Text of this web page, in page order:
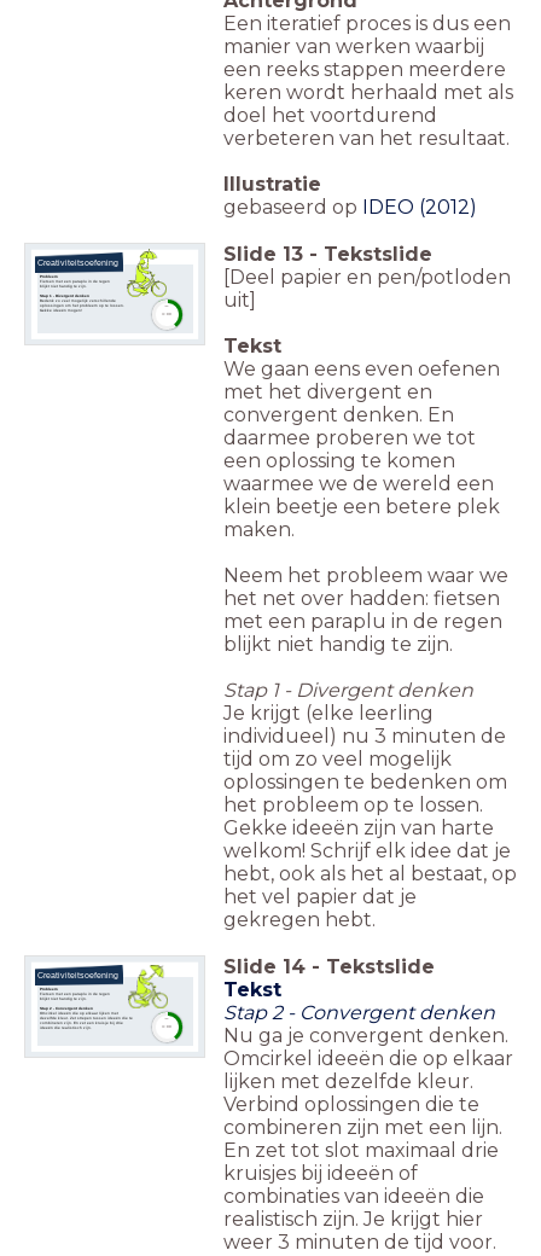
Een iteratief proces is dus een
manier van werken waarbij
een reeks stappen meerdere
keren wordt herhaald met als
doel het voortdurend
verbeteren van het resultaat.
Illustratie
gebaseerd op IDEO (2012)
Probleem
Fietsen met een paraplu in de regen
blijkt niet handig te zijn.
Stap 1 - Divergent denken
Bedenk zo veel mogelijk verschillende
oplossingen omhet probleem op te lossen.
Gekke ideeën mogen!
Creativiteitsoefening Slide 13 - Tekstslide
[Deel papier en pen/potloden
uit]
Tekst
We gaan eens even oefenen
met het divergent en
convergent denken. En
daarmee proberen we tot
een oplossing te komen
waarmee we de wereld een
klein beetje een betere plek
maken.
Neem het probleem waar we
het net over hadden: fietsen
met een paraplu in de regen
blijkt niet handig te zijn.
Stap 1 - Divergent denken
Je krijgt (elke leerling
individueel) nu 3 minuten de
tijd om zo veel mogelijk
oplossingen te bedenken om
het probleem op te lossen.
Gekke ideeën zijn van harte
welkom! Schrijf elk idee dat je
hebt, ook als het al bestaat, op
het vel papier dat je
gekregen hebt.
Probleem
Fietsen met een paraplu in de regen
blijkt niet handig te zijn.
Stap 2 - Convergent denken
Omcirkel ideeën die op elkaar lijken met
dezelfde kleur. Zet strepen tussen ideeën die te
combineren zijn. En zet een kruisje bij drie
ideeën die realistisch zijn.
Creativiteitsoefening Slide 14 - Tekstslide
Tekst
Stap 2 - Convergent denken
Nu ga je convergent denken.
Omcirkel ideeën die op elkaar
lijken met dezelfde kleur.
Verbind oplossingen die te
combineren zijn met een lijn.
En zet tot slot maximaal drie
kruisjes bij ideeën of
combinaties van ideeën die
realistisch zijn. Je krijgt hier
weer 3 minuten de tijd voor.